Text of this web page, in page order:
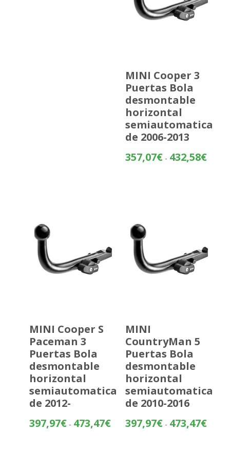
MINI Cooper 3
Puertas Bola
desmontable
horizontal
semiautomatica
de 2006-2013
357,07€ - 432,58€Rango
MINI Cooper S
Paceman 3
Puertas Bola
desmontable
horizontal
semiautomatica
de 2012-
397,97€ - 473,47€Rango
MINI
CountryMan 5
Puertas Bola
desmontable
horizontal
semiautomatica
de 2010-2016
397,97€ - 473,47€Rango